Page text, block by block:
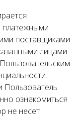
платежными
поставщиками
лицами
Пользователь
ознакомиться
не несет